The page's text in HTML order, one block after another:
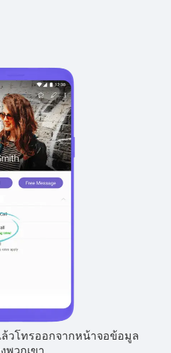
ล้วโทรออกจากหน้าจอข้อมูล
พวกเขา